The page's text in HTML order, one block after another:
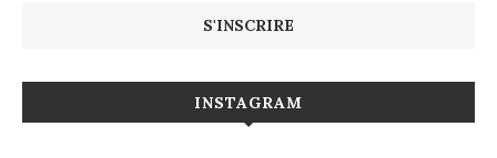
INSTAGRAM